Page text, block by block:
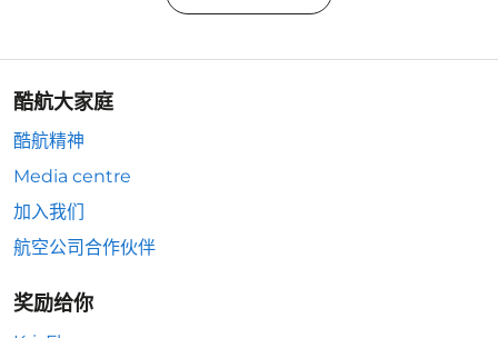
酷航大家庭
酷航精神
Media centre
加入我们
航空公司合作伙伴
奖励给你